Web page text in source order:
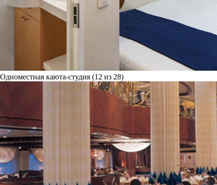
Одноместная каюта-студия (12 из 28)